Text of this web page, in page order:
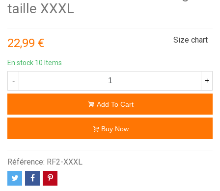
taille XXXL
22,99 € Size chart
En stock 10 Items
- +
Add To Cart
Buy Now
Référence: RF2-XXXL